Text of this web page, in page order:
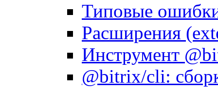
Типовые
Расширения
Инструмент
@bitrix/cli: